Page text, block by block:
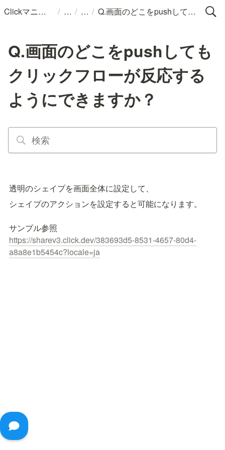
Clickマニュアル / / / Q.画面のどこをpushしてもクリックフローが反応するようにできますか？
Q.画面のどこをpushしても
クリックフローが反応する
ようにできますか？
透明のシェイプを画面全体に設定して、
シェイプのアクションを設定すると可能になります。
https://sharev3.click.dev/383693d5-8531-4657-80d4-
a8a8e1b5454c?locale=ja